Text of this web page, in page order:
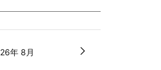
年 8月